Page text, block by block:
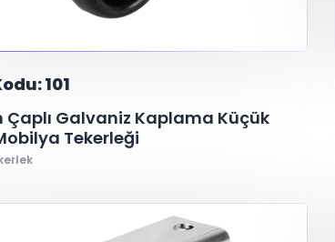
101
Çaplı Galvaniz Kaplama Küçük
Tekerleği